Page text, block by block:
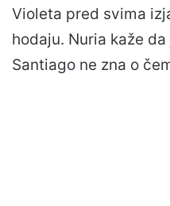
Violeta pred svima
hodaju. Nuria kaže
Santiago ne zna o